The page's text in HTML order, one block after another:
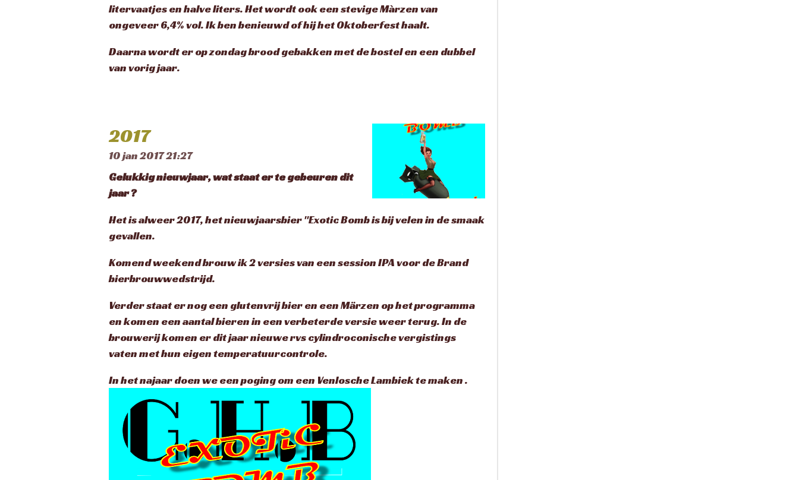
litervaatjes en halve liters. Het wordt ook een stevige Màrzen van
ongeveer 6,4% vol. Ik ben benieuwd of hij het Oktoberfest haalt.
Daarna wordt er op zondag brood gebakken met de bostel en een dubbel
van vorig jaar.
2017
10 jan 201721:27
Gelukkig nieuwjaar, wat staat er te gebeuren dit
jaar ?
Het is alweer 2017, het nieuwjaarsbier "Exotic Bomb is bij velen in de smaak
gevallen.
Komend weekend brouw ik 2 versies van een session IPA voor de Brand
bierbrouwwedstrijd.
Verder staat er nog een glutenvrij bier en een Märzen op het programma
en komen een aantal bieren in een verbeterde versie weer terug. In de
brouwerij komen er dit jaar nieuwe rvs cylindroconische vergistings
vaten met hun eigen temperatuurcontrole.
In het najaar doen we een poging om een Venlosche Lambiek te maken .